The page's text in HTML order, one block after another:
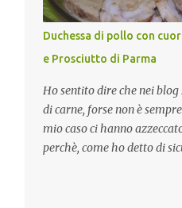
fresco o essiccato in ricette
in piatti innovativi.
dell'evento abbiamo avuto
versatilità di questo
"2° Concorso Gastronomico
di peperone Roggianese"
Santagata , presidente
dell'associazione
Duchessa di pollo con
e Prosciutto di Parma
Ho sentito dire che nei
di carne, forse non è
mio caso ci hanno
perchè, come ho detto di